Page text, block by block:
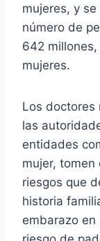
mujeres, y
número de
642
mujeres.
Los doctores
las
entidades
mujer, tomen
riesgos que
historia
embarazo